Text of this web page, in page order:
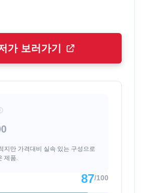
가 보러가기
i
지만 가격대비 실속 있는 구성으로
제품.
87/100